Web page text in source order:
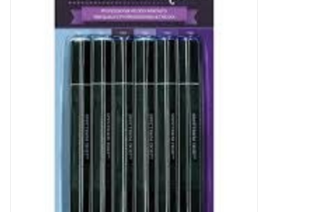
WORKSHOPS